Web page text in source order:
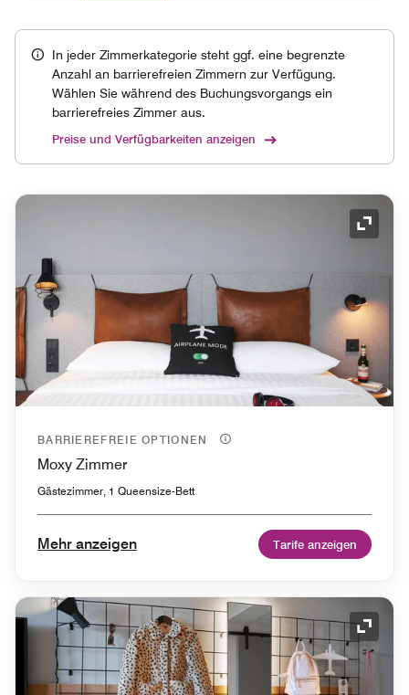
In jeder Zimmerkategorie steht ggf. eine begrenzte
Anzahl an barrierefreien Zimmern zur Verfügung.
Wählen Sie während des Buchungsvorgangs ein
barrierefreies Zimmer aus.
Preise und Verfügbarkeiten anzeigen
BARRIEREFREIE OPTIONEN
Moxy Zimmer
Gästezimmer, 1 Queensize-Bett
Mehr anzeigen Tarife anzeigen